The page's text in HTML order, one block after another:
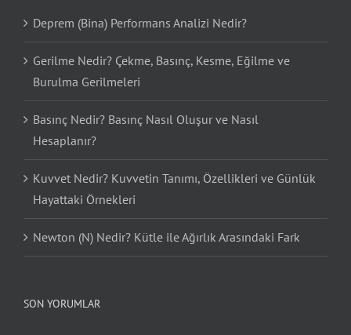
Deprem (Bina) Performans Analizi Nedir?
Gerilme Nedir? Çekme, Basınç, Kesme, Eğilme ve
Burulma Gerilmeleri
Basınç Nedir? Basınç Nasıl Oluşur ve Nasıl
Hesaplanır?
Kuvvet Nedir? Kuvvetin Tanımı, Özellikleri ve Günlük
Hayattaki Örnekleri
Newton (N) Nedir? Kütle ile Ağırlık Arasındaki Fark
SON YORUMLAR